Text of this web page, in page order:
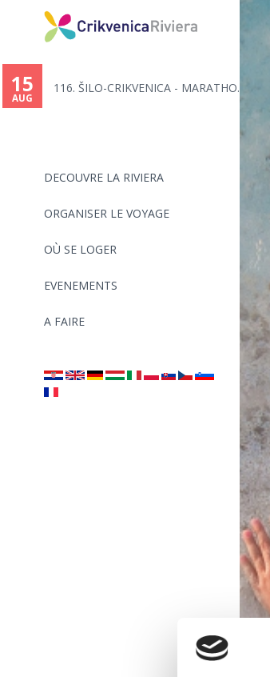
DECOUVRE LA RIVIERA
ORGANISER LE VOYAGE
OÙ SE LOGER
EVENEMENTS
A FAIRE
15
AUG
116. ŠILO-CRIKVENICA - MARATHO...
are
here